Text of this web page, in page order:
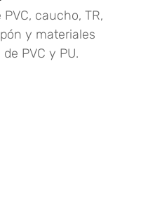
PVC, caucho, TR,
y materiales
PVC y PU.